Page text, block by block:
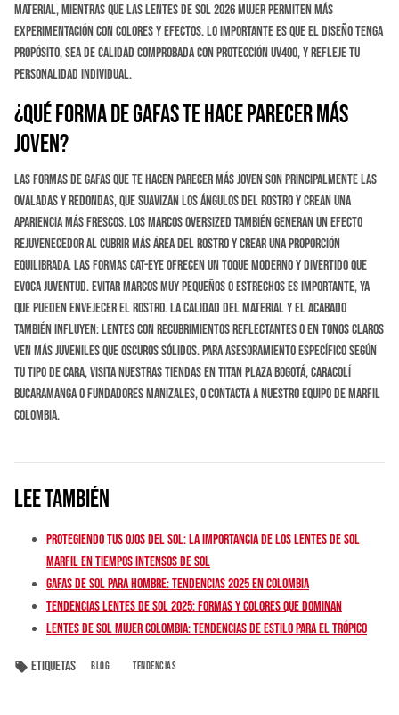
material, mientras que las lentes de sol 2026 mujer permiten más
experimentación con colores y efectos. Lo importante es que el diseño tenga
propósito, sea de calidad comprobada con protección UV400, y refleje tu
personalidad individual.
¿Qué forma de gafas te hace parecer más
joven?
Las formas de gafas que te hacen parecer más joven son principalmente las
ovaladas y redondas, que suavizan los ángulos del rostro y crean una
apariencia más frescos. Los marcos oversized también generan un efecto
rejuvenecedor al cubrir más área del rostro y crear una proporción
equilibrada. Las formas cat-eye ofrecen un toque moderno y divertido que
evoca juventud. Evitar marcos muy pequeños o estrechos es importante, ya
que pueden envejecer el rostro. La calidad del material y el acabado
también influyen: lentes con recubrimientos reflectantes o en tonos claros
ven más juveniles que oscuros sólidos. Para asesoramiento específico según
tu tipo de cara, visita nuestras tiendas en Titan Plaza Bogotá, Caracolí
Bucaramanga o Fundadores Manizales, o contacta a nuestro equipo de Marfil
Colombia.
Lee también
Protegiendo tus ojos del sol: La importancia de los lentes de sol
Marfil en tiempos intensos de sol
Gafas de sol para hombre: tendencias 2025 en Colombia
Tendencias lentes de sol 2025: formas y colores que dominan
Lentes de Sol Mujer Colombia: Tendencias de Estilo para el Trópico
local_offer Etiquetas BLOG TENDENCIAS